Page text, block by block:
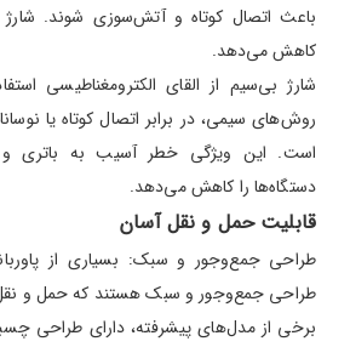
باعث اتصال کوتاه و آتش‌سوزی شوند.
کاهش می‌دهد.
شارژ بی‌سیم از القای الکترومغناطیسی
روش‌های سیمی، در برابر اتصال کوتاه یا
است. این ویژگی خطر آسیب به باتری
دستگاه‌ها را کاهش می‌دهد.
قابلیت حمل و نقل آسان
طراحی جمع‌وجور و سبک: بسیاری از
طراحی جمع‌وجور و سبک هستند که حمل و
برخی از مدل‌های پیشرفته، دارای طراحی